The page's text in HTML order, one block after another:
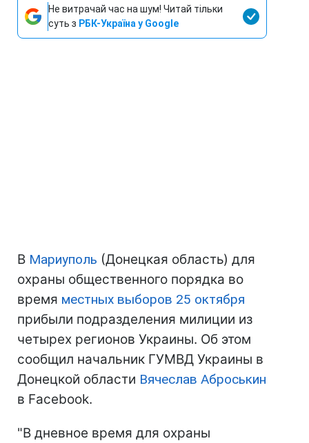
Не витрачай час на шум! Читай тільки
суть з РБК-Україна у Google
В Мариуполь (Донецкая область) для
охраны общественного порядка во
время местных выборов 25 октября
прибыли подразделения милиции из
четырех регионов Украины. Об этом
сообщил начальник ГУМВД Украины в
Донецкой области Вячеслав Аброськин
в Facebook.
"В дневное время для охраны